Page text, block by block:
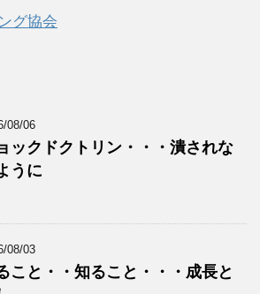
グ協会
08/06
ックドクトリン・・・潰されな
うに
08/03
こと・・知ること・・・成長と